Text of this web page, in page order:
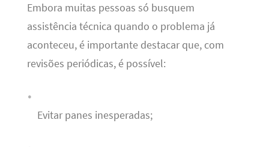
Embora muitas pessoas só busquem
assistência técnica quando o problema já
aconteceu, é importante destacar que, com
revisões periódicas, é possível:
Evitar panes inesperadas;